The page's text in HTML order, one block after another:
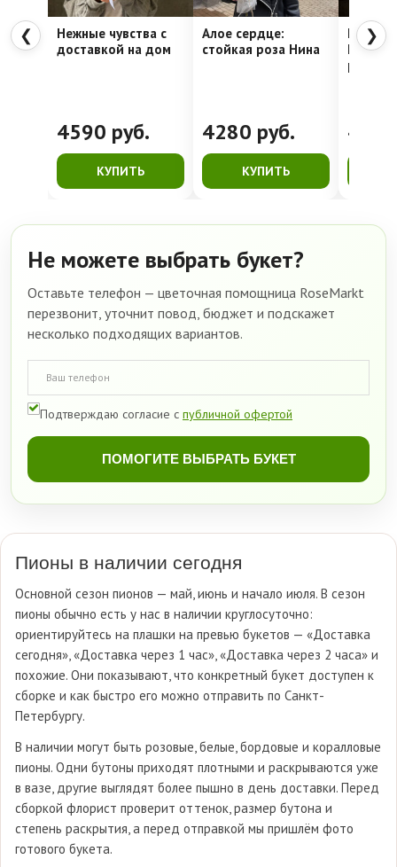
❮
Нежные чувства с
доставкой на дом
4590 руб.
КУПИТЬ
Алое сердце:
стойкая роза Нина
4280 руб.
КУПИТЬ
Недели
❯
Не можете выбрать букет?
Оставьте телефон — цветочная помощница RoseMarkt
перезвонит, уточнит повод, бюджет и подскажет
несколько подходящих вариантов.
Подтверждаю согласие с публичной офертой
ПОМОГИТЕ ВЫБРАТЬ БУКЕТ
Пионы в наличии сегодня
Основной сезон пионов — май, июнь и начало июля. В сезон
пионы обычно есть у нас в наличии круглосуточно:
ориентируйтесь на плашки на превью букетов — «Доставка
сегодня», «Доставка через 1 час», «Доставка через 2 часа» и
похожие. Они показывают, что конкретный букет доступен к
сборке и как быстро его можно отправить по Санкт-
Петербургу.
В наличии могут быть розовые, белые, бордовые и коралловые
пионы. Одни бутоны приходят плотными и раскрываются уже
в вазе, другие выглядят более пышно в день доставки. Перед
сборкой флорист проверит оттенок, размер бутона и
степень раскрытия, а перед отправкой мы пришлём фото
готового букета.